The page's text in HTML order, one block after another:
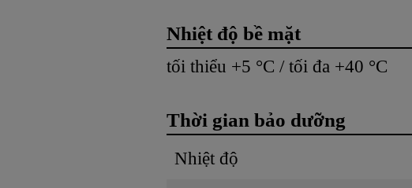
Nhiệt độ bề mặt
tối thiểu +5 °C / tối đa +40 °C
Thời gian bảo dưỡng
Nhiệt độ